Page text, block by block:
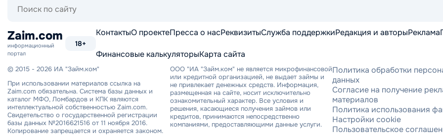
Zaim.com
информационный
портал
18+
КонтактыО проектеПресса о насРеквизитыСлужба поддержкиРедакция и авторыРеклама
Финансовые калькуляторыКарта сайта
© 2015 - 2026 ИА "Займ.ком"
При использовании материалов ссылка на
Zaim.com обязательна. Система базы данных и
каталог МФО, Ломбардов и КПК являются
интеллектуальной собственностью Zaim.com.
Свидетельство о государственной регистрации
базы данных №2016621516 от 11 ноября 2016.
Копирование запрещается и охраняется законом.
ООО "ИА "Займ.ком" не является микрофинансовой
или кредитной организацией, не выдает займы и
не привлекает денежных средств. Информация,
размещенная на сайте, носит исключительно
ознакомительный характер. Все условия и
решения, касающиеся получения займов или
кредитов, принимаются непосредственно
компаниями, предоставляющими данные услуги.
Политика обработки
данных
Согласие на получение
материалов
Политика использования
Настройки cookie
Пользовательское